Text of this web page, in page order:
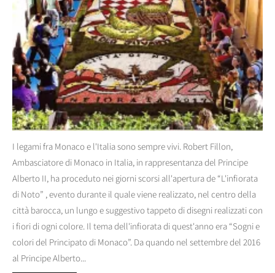
I legami fra Monaco e l'Italia sono sempre vivi. Robert Fillon,
Ambasciatore di Monaco in Italia, in rappresentanza del Principe
Alberto II, ha proceduto nei giorni scorsi all'apertura de “L'infiorata
di Noto” , evento durante il quale viene realizzato, nel centro della
città barocca, un lungo e suggestivo tappeto di disegni realizzati con
i fiori di ogni colore. Il tema dell'infiorata di quest'anno era “Sogni e
colori del Principato di Monaco”. Da quando nel settembre del 2016
al Principe Alberto...